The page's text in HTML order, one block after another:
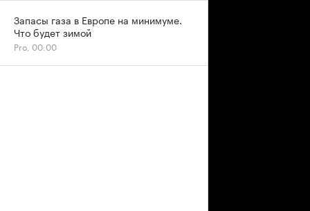
Запасы газа в Европе на минимуме.
Что будет зимой
Pro, 00:00